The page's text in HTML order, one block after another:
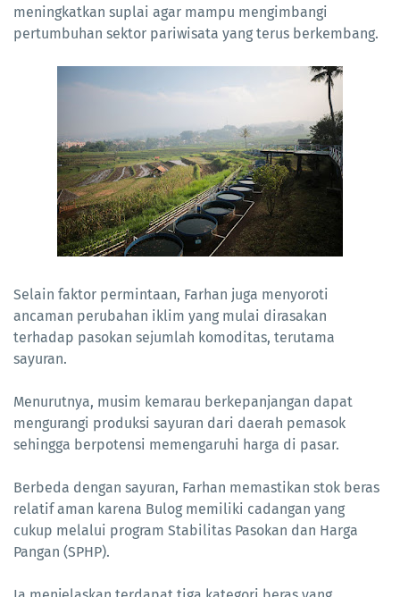
meningkatkan suplai agar mampu mengimbangi
pertumbuhan sektor pariwisata yang terus berkembang.
Selain faktor permintaan, Farhan juga menyoroti
ancaman perubahan iklim yang mulai dirasakan
terhadap pasokan sejumlah komoditas, terutama
sayuran.
Menurutnya, musim kemarau berkepanjangan dapat
mengurangi produksi sayuran dari daerah pemasok
sehingga berpotensi memengaruhi harga di pasar.
Berbeda dengan sayuran, Farhan memastikan stok beras
relatif aman karena Bulog memiliki cadangan yang
cukup melalui program Stabilitas Pasokan dan Harga
Pangan (SPHP).